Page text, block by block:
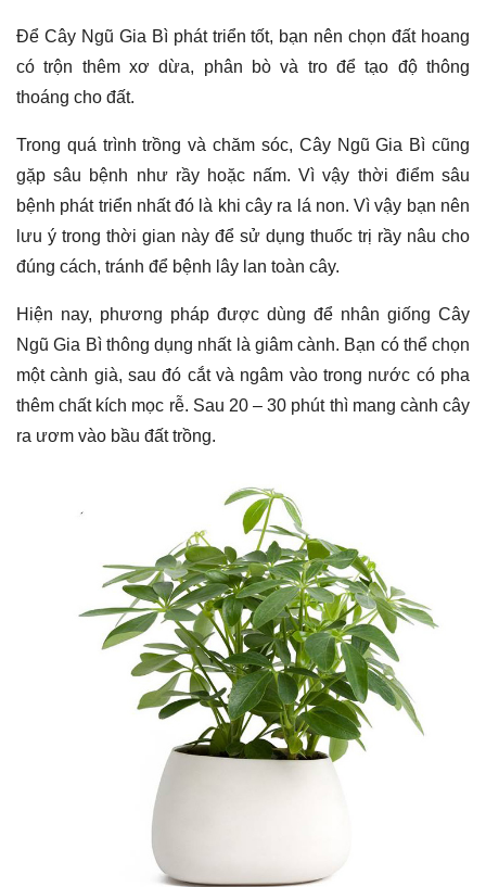
Để Cây Ngũ Gia Bì phát triển tốt, bạn nên chọn đất hoang
có trộn thêm xơ dừa, phân bò và tro để tạo độ thông
thoáng cho đất.
Trong quá trình trồng và chăm sóc, Cây Ngũ Gia Bì cũng
gặp sâu bệnh như rầy hoặc nấm. Vì vậy thời điểm sâu
bệnh phát triển nhất đó là khi cây ra lá non. Vì vậy bạn nên
lưu ý trong thời gian này để sử dụng thuốc trị rầy nâu cho
đúng cách, tránh để bệnh lây lan toàn cây.
Hiện nay, phương pháp được dùng để nhân giống Cây
Ngũ Gia Bì thông dụng nhất là giâm cành. Bạn có thể chọn
một cành già, sau đó cắt và ngâm vào trong nước có pha
thêm chất kích mọc rễ. Sau 20 – 30 phút thì mang cành cây
ra ươm vào bầu đất trồng.